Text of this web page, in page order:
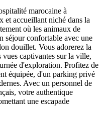
marocaine à
et accueillant niché dans la
où les animaux de
séjour confortable avec une
douillet. Vous adorerez la
vues captivantes sur la ville,
d'exploration. Profitez de
équipée, d'un parking privé
Avec un personnel de
votre authentique
une escapade